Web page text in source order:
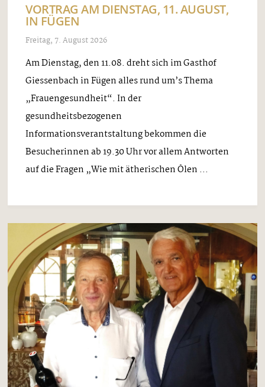
VORTRAG AM DIENSTAG, 11. AUGUST,
IN FÜGEN
Freitag, 7. August 2026
Am Dienstag, den 11.08. dreht sich im Gasthof
Giessenbach in Fügen alles rund um’s Thema
„Frauengesundheit“. In der
gesundheitsbezogenen
Informationsverantstaltung bekommen die
Besucherinnen ab 19.30 Uhr vor allem Antworten
auf die Fragen „Wie mit ätherischen Ölen ...